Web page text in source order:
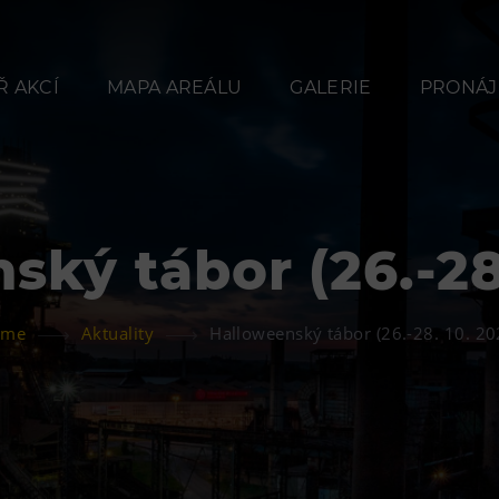
AKCÍ MAPA AREÁLU GALERIE
tábor (26.-
Aktuality Halloweenský tábor (26.-28. 10.
Občerstvení
Kavárna Velký Svět
techniky